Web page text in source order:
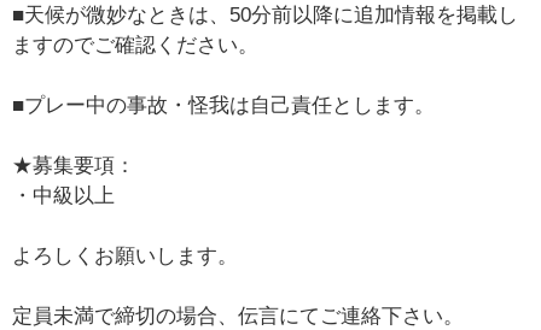
■天候が微妙なときは、50分前以降に追加情報を掲載し
ますのでご確認ください。
■プレー中の事故・怪我は自己責任とします。
★募集要項：
・中級以上
よろしくお願いします。
定員未満で締切の場合、伝言にてご連絡下さい。